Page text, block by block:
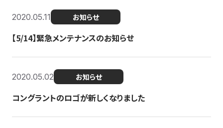
2020.05.11 お知らせ
【5/14】緊急メンテナンスのお知らせ
2020.05.02 お知らせ
コングラントのロゴが新しくなりました